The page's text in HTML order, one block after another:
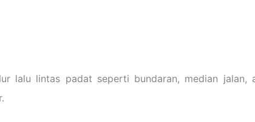
lalu lintas padat seperti bundaran, median jalan,